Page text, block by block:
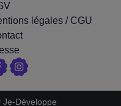
légales / CGU
Je-Développe